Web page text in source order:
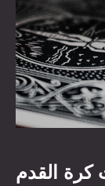
كرة القدم